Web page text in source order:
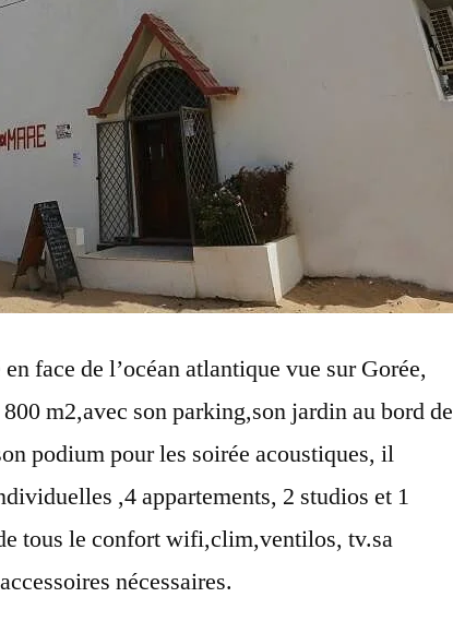
face de l’océan atlantique vue sur Gorée,
m2,avec son parking,son jardin au bord de
podium pour les soirée acoustiques, il
,4 appartements, 2 studios et 1
tous le confort wifi,clim,ventilos, tv.sa
nécessaires.